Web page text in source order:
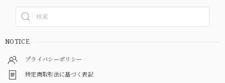
NOTICE
プライバシーポリシー
特定商取引法に基づく表記